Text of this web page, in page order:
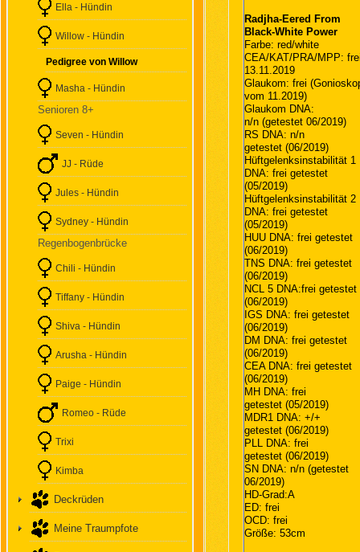
Ella - Hündin
Willow - Hündin
Pedigree von Willow
Masha - Hündin
Senioren 8+
Seven - Hündin
JJ - Rüde
Jules - Hündin
Sydney - Hündin
Regenbogenbrücke
Chili - Hündin
Tiffany - Hündin
Shiva - Hündin
Arusha - Hündin
Paige - Hündin
Romeo - Rüde
Trixi
Kimba
Deckrüden
Meine Traumpfote
Radjha-Eered From
Black-White Power
Farbe: red/white
CEA/KAT/PRA/MPP:
13.11.2019
Glaukom: frei
vom 11.2019)
Glaukom DNA:
n/n (getestet 06/2019)
RS DNA: n/n
getestet (06/2019)
Hüftgelenksinstabilität 1
DNA: frei getestet
(05/2019)
Hüftgelenksinstabilität 2
DNA: frei getestet
(05/2019)
HUU DNA: frei getestet
(06/2019)
TNS DNA: frei getestet
(06/2019)
NCL 5 DNA:frei getestet
(06/2019)
IGS DNA: frei getestet
(06/2019)
DM DNA: frei getestet
(06/2019)
CEA DNA: frei getestet
(06/2019)
MH DNA: frei
getestet (05/2019)
MDR1 DNA: +/+
getestet (06/2019)
PLL DNA: frei
getestet (06/2019)
SN DNA: n/n (getestet
06/2019)
HD-Grad:A
ED: frei
OCD: frei
Größe: 53cm